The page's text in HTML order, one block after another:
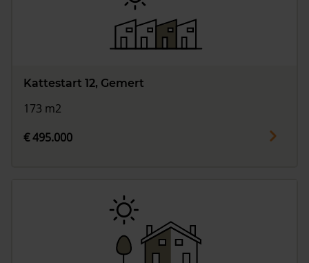
Kattestart 12, Gemert
173 m2
€ 495.000